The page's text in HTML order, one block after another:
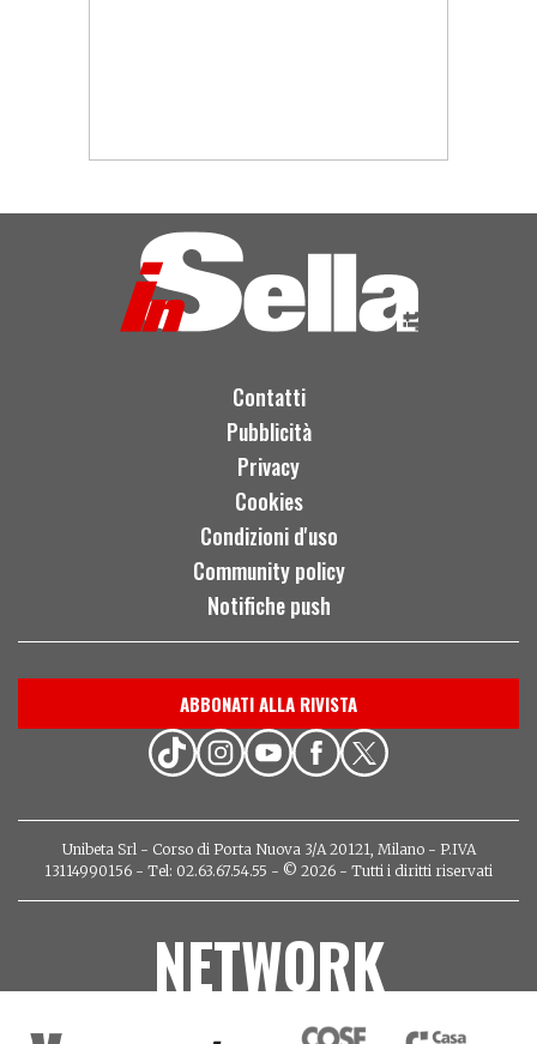
Contatti
Pubblicità
Privacy
Cookies
Condizioni d'uso
Community policy
Notifiche push
ABBONATI ALLA RIVISTA
Unibeta Srl - Corso di Porta Nuova 3/A 20121, Milano - P.IVA
13114990156 - Tel: 02.63.67.54.55 - © 2026 - Tutti i diritti riservati
NETWORK